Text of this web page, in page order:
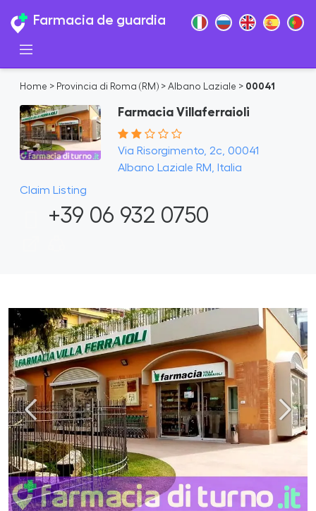
Farmacia de guardia
Home > Provincia di Roma (RM) > Albano Laziale > 00041
Farmacia Villaferraioli
Via Risorgimento, 2c, 00041
Albano Laziale RM, Italia
Claim Listing
+39 06 932 0750